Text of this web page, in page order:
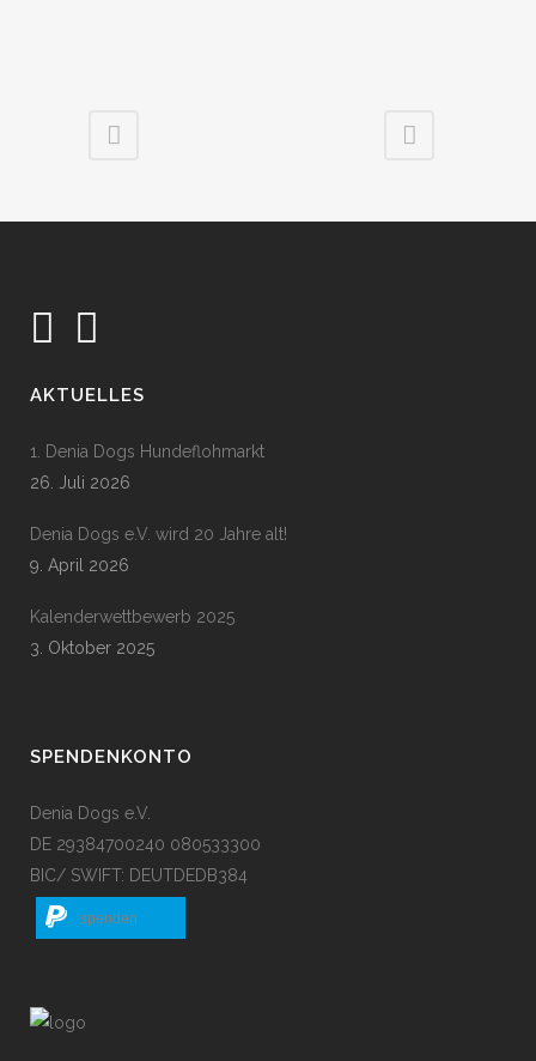
AKTUELLES
1. Denia Dogs Hundeflohmarkt
26. Juli 2026
Denia Dogs e.V. wird 20 Jahre alt!
9. April 2026
Kalenderwettbewerb 2025
3. Oktober 2025
SPENDENKONTO
Denia Dogs e.V.
DE 29384700240 080533300
BIC/ SWIFT: DEUTDEDB384
spenden